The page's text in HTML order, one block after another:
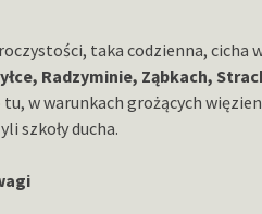
taka codzienna, cicha
Radzyminie, Ząbkach,
tu, w warunkach grożących
szkoły ducha.